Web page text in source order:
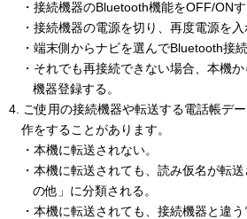
・接続機器のBluetooth機能をOFF/ON
・接続機器の電源を切り、再度電源を入
・端末側からナビを選んでBluetooth接
・それでも再接続できない場合、本機
機器登録する。
4. ご使用の接続機器や転送する電話帳デ
作をすることがあります。
・本機に転送されない。
・本機に転送されても、読み仮名が転
の他」に分類される。
・本機に転送されても、接続機器と違